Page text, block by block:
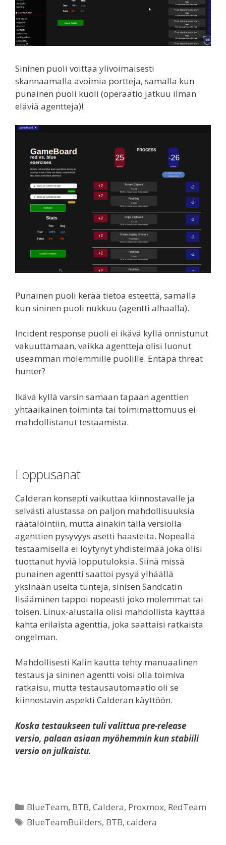
Sininen puoli voittaa ylivoimaisesti
skannaamalla avoimia portteja, samalla kun
punainen puoli kuoli (operaatio jatkuu ilman
eläviä agentteja)!
Punainen puoli kerää tietoa esteettä, samalla
kun sininen puoli nukkuu (agentti alhaalla).
Incident response puoli ei ikävä kyllä onnistunut
vakuuttamaan, vaikka agentteja olisi luonut
useamman molemmille puolille. Entäpä threat
hunter?
Ikävä kyllä varsin samaan tapaan agenttien
yhtäaikainen toiminta tai toimimattomuus ei
mahdollistanut testaamista.
Loppusanat
Calderan konsepti vaikuttaa kiinnostavalle ja
selvästi alustassa on paljon mahdollisuuksia
räätälöintiin, mutta ainakin tällä versiolla
agenttien pysyvyys asetti haasteita. Nopealla
testaamisella ei löytynyt yhdistelmää joka olisi
tuottanut hyviä lopputuloksia. Siinä missä
punainen agentti saattoi pysyä ylhäällä
yksinään useita tunteja, sinisen Sandcatin
lisääminen tappoi nopeasti joko molemmat tai
toisen. Linux-alustalla olisi mahdollista käyttää
kahta erilaista agenttia, joka saattaisi ratkaista
ongelman.
Mahdollisesti Kalin kautta tehty manuaalinen
testaus ja sininen agentti voisi olla toimiva
ratkaisu, mutta testausautomaatio oli se
kiinnostavin aspekti Calderan käyttöön.
Koska testaukseen tuli valittua pre-release
versio, palaan asiaan myöhemmin kun stabiili
versio on julkaistu.
Categories
BlueTeam, BTB,Caldera, Proxmox, RedTeam
Tags
BlueTeamBuilders, BTB,caldera